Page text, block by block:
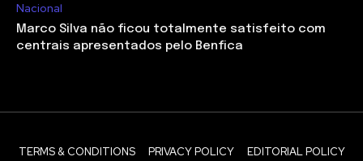
Nacional
Marco Silva não ficou totalmente satisfeito com
centrais apresentados pelo Benfica
TERMS & CONDITIONS PRIVACY POLICY EDITORIAL POLICY